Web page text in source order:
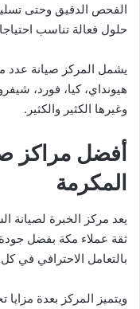
الفحص الدقيق وحتى
حلول فعالة تناسب
يشمل المركز صيانة عدد
هيونداي، كيا، فورد،
وغيرها الكثير والكثير.
أفضل مراكز
المكرمة
يعد مركز الخبرة لصيانة
ثقة عملاء مكة بفضل جودة
بالتعامل الاحترافي في
ويتميز المركز بعدة